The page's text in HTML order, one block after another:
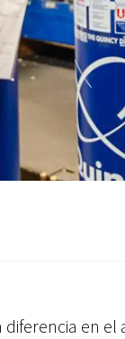
diferencia en